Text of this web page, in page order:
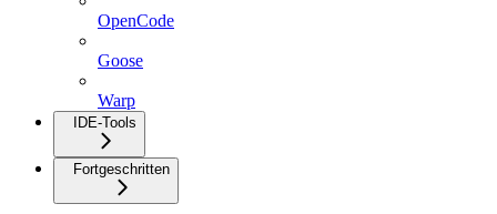
OpenCode
Goose
Warp
IDE-Tools
Fortgeschritten